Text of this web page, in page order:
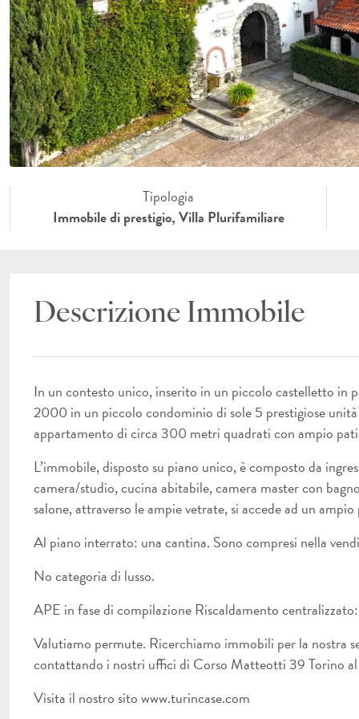
Tipologia
Immobile di prestigio, Villa Plurifamiliare
Descrizione Immobile
In un contesto unico, inserito in un piccolo castelletto in
2000 in un piccolo condominio di sole 5 prestigiose
appartamento di circa 300 metri quadrati con ampio
L’immobile, disposto su piano unico, è composto da
camera/studio, cucina abitabile, camera master con
salone, attraverso le ampie vetrate, si accede ad un
Al piano interrato: una cantina. Sono compresi nella
No categoria di lusso.
APE in fase di compilazione Riscaldamento
Valutiamo permute. Ricerchiamo immobili per la nostra
contattando i nostri uffici di Corso Matteotti 39 Torino
Visita il nostro sito www.turincase.com